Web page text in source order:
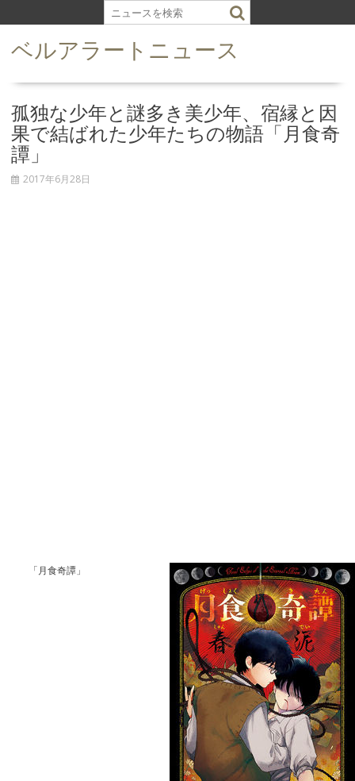
k
ベルアラートニュース
孤独な少年と謎多き美少年、宿縁と因
果で結ばれた少年たちの物語「月食奇
譚」
2017年6月28日
「月食奇譚」